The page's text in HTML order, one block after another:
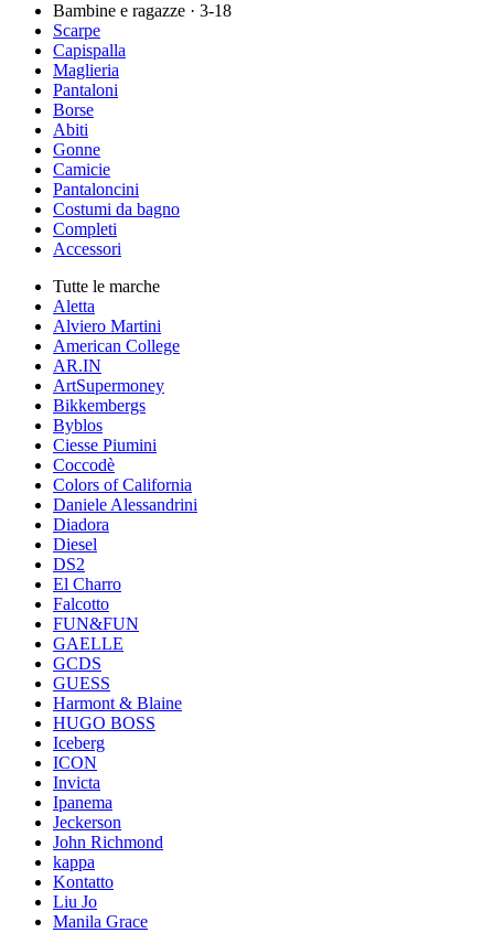
Bambine e ragazze · 3-18
Scarpe
Capispalla
Maglieria
Pantaloni
Borse
Abiti
Gonne
Camicie
Pantaloncini
Costumi da bagno
Completi
Accessori
Tutte le marche
Aletta
Alviero Martini
American College
AR.IN
ArtSupermoney
Bikkembergs
Byblos
Ciesse Piumini
Coccodè
Colors of California
Daniele Alessandrini
Diadora
Diesel
DS2
El Charro
Falcotto
FUN&FUN
GAELLE
GCDS
GUESS
Harmont & Blaine
HUGO BOSS
Iceberg
ICON
Invicta
Ipanema
Jeckerson
John Richmond
kappa
Kontatto
Liu Jo
Manila Grace